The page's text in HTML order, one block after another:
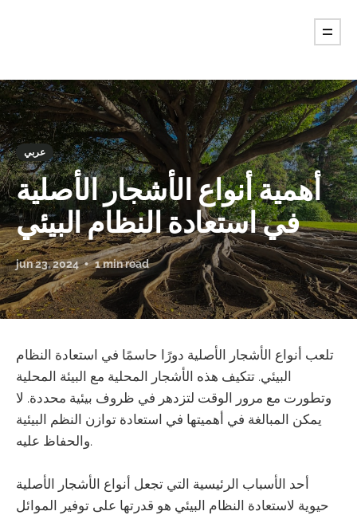
عربي
أهمية أنواع الأشجار الأصلية
في استعادة النظام البيئي
jun 23, 2024 1 min read
تلعب أنواع الأشجار الأصلية دورًا حاسمًا في استعادة النظام
البيئي. تتكيف هذه الأشجار المحلية مع البيئة المحلية
وتطورت مع مرور الوقت لتزدهر في ظروف بيئية محددة. لا
يمكن المبالغة في أهميتها في استعادة توازن النظم البيئية
والحفاظ عليه.
أحد الأسباب الرئيسية التي تجعل أنواع الأشجار الأصلية
حيوية لاستعادة النظام البيئي هو قدرتها على توفير الموائل